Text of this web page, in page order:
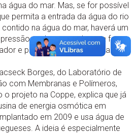
água do mar. Mas, se for possível
permita a entrada da água do rio
na água do mar, haverá um
pode ser usada para fazer
e produzir energia elétrica.
Borges, do Laboratório de
com Membranas e Polímeros,
o projeto na Coppe, explica que já
de energia osmótica em
em 2009 e usa água de
A ideia é especialmente